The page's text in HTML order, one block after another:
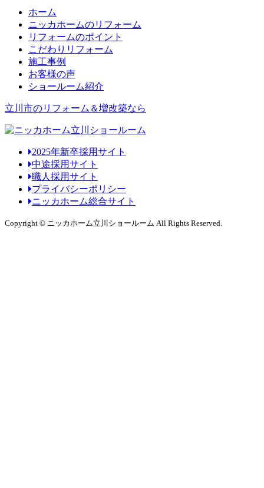
ホーム
ニッカホームのリフォーム
リフォームのポイント
こだわりリフォーム
施工事例
お客様の声
ショールーム紹介
立川市のリフォーム＆増改築なら
2025年新卒採用サイト
中途採用サイト
職人採用サイト
プライバシーポリシー
ニッカホーム総合サイト
Copyright © ニッカホーム立川ショールーム All Rights Reserved.